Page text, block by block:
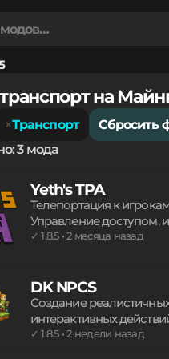
на
Транспорт
Сбросить
3 мода
Yeth's TPA
Телепортация к
Управление доступом,
взаимодействие на
✓ 1.8.5 • 2 месяца назад
DK NPCS
Создание
интерактивных
управления
✓ 1.8.5 • 2 недели назад